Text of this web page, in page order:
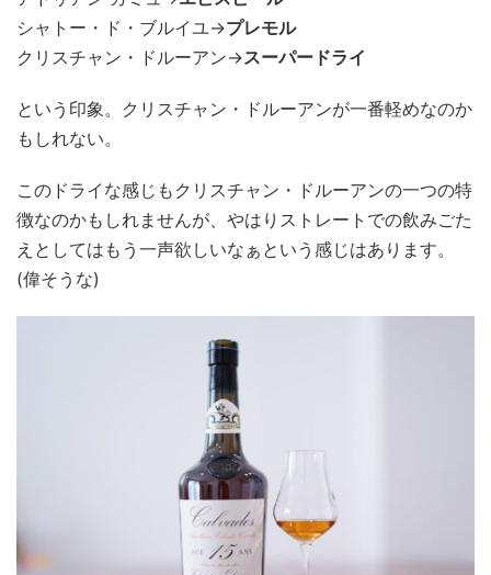
シャトー・ド・ブルイユ→プレモル
クリスチャン・ドルーアン→スーパードライ
という印象。クリスチャン・ドルーアンが一番軽めなのか
もしれない。
このドライな感じもクリスチャン・ドルーアンの一つの特
徴なのかもしれませんが、やはりストレートでの飲みごた
えとしてはもう一声欲しいなぁという感じはあります。
(偉そうな)